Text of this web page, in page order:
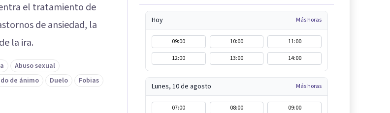
el tratamiento de
de ansiedad, la
la ira.
Abuso sexual
de ánimo Duelo Fobias
Hoy Más horas
09:00 10:00
11:00
12:00
13:00 14:00
Lunes, 10 de agosto Más horas
07:00 08:00
09:00